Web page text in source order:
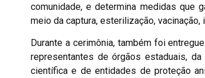
comunidade, e determina medidas que
meio da captura, esterilização,
Durante a cerimônia, também foi
representantes de órgãos estaduais,
científica e de entidades de proteção